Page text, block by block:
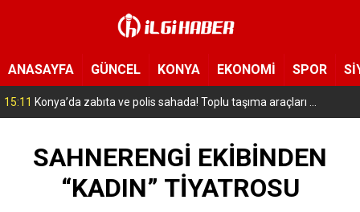
ANASAYFA GÜNCEL KONYA EKONOMİ SPOR
15:11 Konya’da zabıta ve polis sahada! Toplu taşıma araçları tek tek denetleniyor
SAHNERENGİ EKİBİNDEN
“KADIN” TİYATROSU